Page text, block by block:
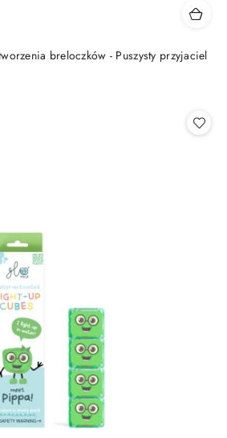
breloczków - Puszysty przyjaciel